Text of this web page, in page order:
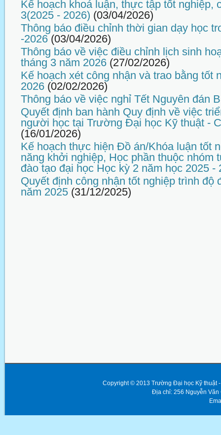
Kế hoạch khoá luận, thực tập tốt nghiệp,
3(2025 - 2026) (03/04/2026)
Thông báo điều chỉnh thời gian dạy học
-2026 (03/04/2026)
Thông báo về việc điều chỉnh lịch sinh
tháng 3 năm 2026 (27/02/2026)
Kế hoạch xét công nhận và trao bằng tốt
2026 (02/02/2026)
Thông báo về việc nghỉ Tết Nguyên đán
Quyết định ban hành Quy định về việc
người học tại Trường Đại học Kỹ thuật -
(16/01/2026)
Kế hoạch thực hiện Đồ án/Khóa luận tốt
năng khởi nghiệp, Học phần thuộc
đào tạo đại học Học kỳ 2 năm học 2025 -
Quyết định công nhận tốt nghiệp trình độ
năm 2025 (31/12/2025)
Copyright © 2013 Trường Đại học Kỹ thuật
Địa chỉ: 256 Nguyễn Văn